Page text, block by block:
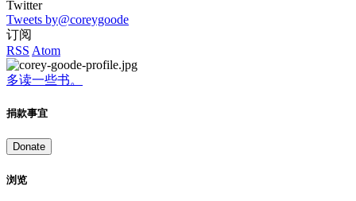
Twitter
Tweets by@coreygoode
订阅
RSS Atom
多读一些书。
捐款事宜
Donate
浏览